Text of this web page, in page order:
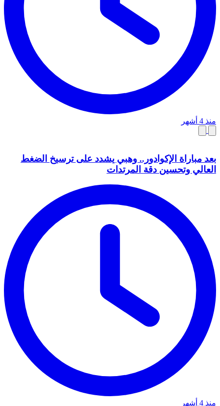
منذ 4 أشهر
بعد مباراة الإكوادور.. وهبي يشدد على ترسيخ الضغط
العالي وتحسين دقة المرتدات
منذ 4 أشهر